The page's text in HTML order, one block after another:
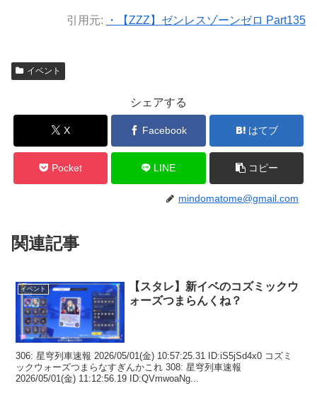
引用元: ・【ZZZ】ゼンレスゾーンゼロ Part135
イベント
シェアする
X Facebook はてブ
Pocket LINE コピー
mindomatome@gmail.com
関連記事
イベント
【スタレ】新イベのコズミックウ
ォーズつまらんくね？
306: 星穹列車速報 2026/05/01(金) 10:57:25.31 ID:iS5jSd4x0 コズミ
ックウォーズつまらなすぎんかこれ 308: 星穹列車速報
2026/05/01(金) 11:12:56.19 ID:QVmwoaNg...